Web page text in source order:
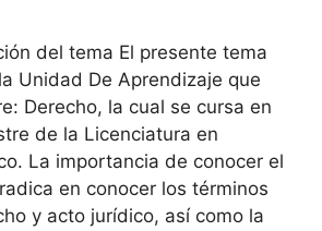
del tema El presente tema
Unidad De Aprendizaje que
Derecho, la cual se cursa en
de la Licenciatura en
La importancia de conocer el
en conocer los términos
y acto jurídico, así como la